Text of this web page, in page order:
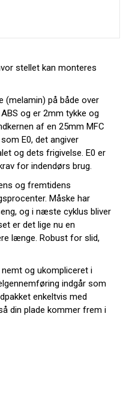
stellet kan monteres
(melamin) på både over
og er 2mm tykke og
af en 25mm MFC
E0, det angiver
og dets frigivelse. E0 er
for indendørs brug.
og fremtidens
Måske har
og i næste cyklus bliver
er det lige nu en
længe. Robust for slid,
og ukompliceret i
indgår som
enkeltvis med
din plade kommer frem i